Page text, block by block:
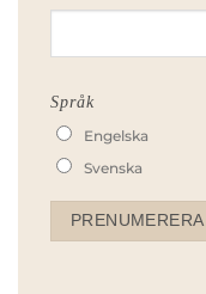
Språk
Engelska
Svenska